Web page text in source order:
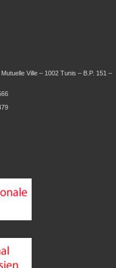
Ville – 1002 Tunis – B.P. 151 –